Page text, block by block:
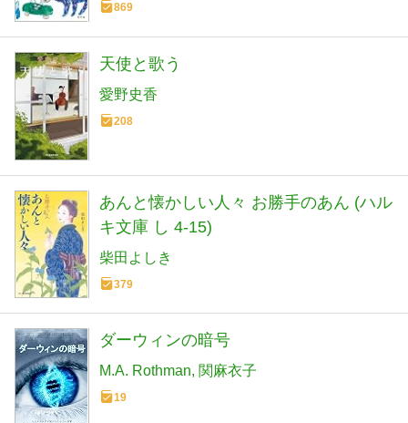
869
天使と歌う
愛野史香
208
あんと懐かしい人々 お勝手のあん (ハル
キ文庫 し 4-15)
柴田よしき
379
ダーウィンの暗号
M.A. Rothman 関麻衣子
19